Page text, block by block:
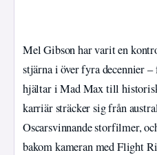
Mel Gibson har varit en
stjärna i över fyra decennier
hjältar i Mad Max till
karriär sträcker sig från
Oscarsvinnande storfilmer,
bakom kameran med Flight